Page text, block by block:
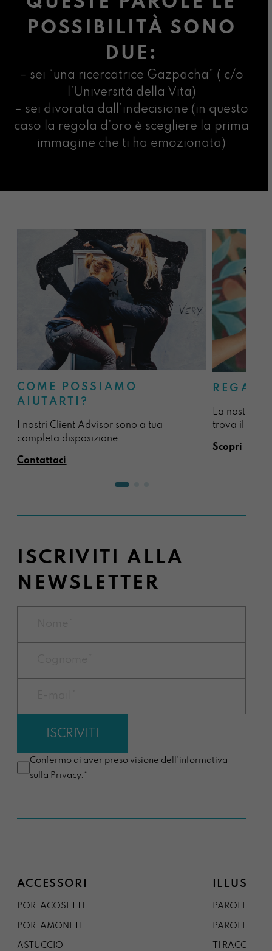
POSSIBILITÀ SONO
DUE:
– sei “una ricercatrice Gazpacha” ( c/o
l’Università della Vita)
– sei divorata dall’indecisione (in questo
caso la regola d’oro è scegliere la prima
immagine che ti ha emozionata)
COME POSSIAMO
AIUTARTI?
I nostri Client Advisor sono a tua
completa disposizione.
Contattaci
La nostra
trova il
Scopri
ISCRIVITI ALLA
NEWSLETTER
Confermo di aver preso visione dell'informativa
sulla Privacy.*
ACCESSORI
PORTACOSETTE
PORTAMONETE
ASTUCCIO
PAROLE DAL
PAROLE DA
TI